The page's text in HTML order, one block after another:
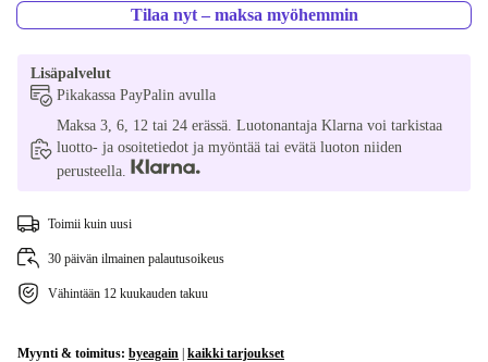
Tilaa nyt – maksa myöhemmin
Lisäpalvelut
Pikakassa PayPalin avulla
Maksa 3, 6, 12 tai 24 erässä. Luotonantaja Klarna voi tarkistaa
luotto- ja osoitetiedot ja myöntää tai evätä luoton niiden
perusteella.
Toimii kuin uusi
30 päivän ilmainen palautusoikeus
Vähintään 12 kuukauden takuu
Myynti & toimitus: byeagain kaikki tarjoukset